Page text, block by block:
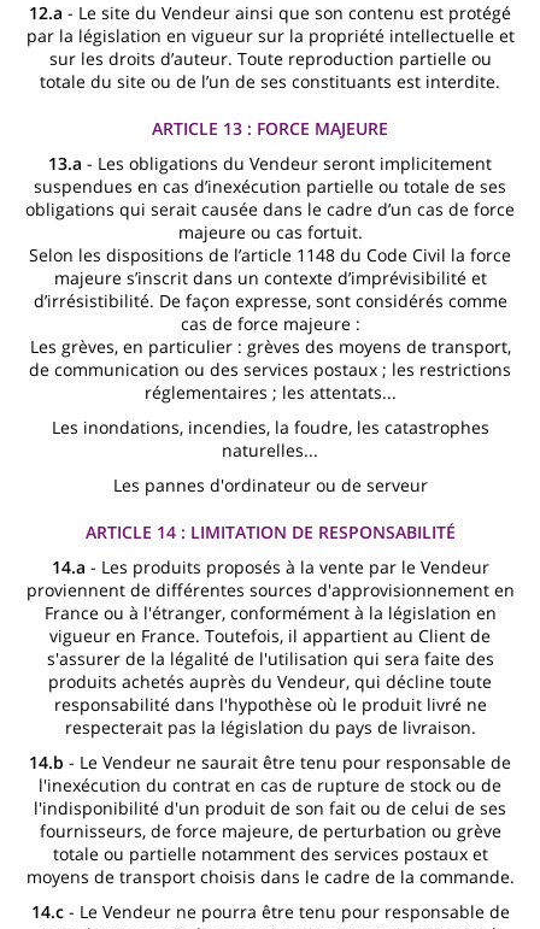
12.a - Le site du Vendeur ainsi que son contenu est protégé
par la législation en vigueur sur la propriété intellectuelle et
sur les droits d’auteur. Toute reproduction partielle ou
totale du site ou de l’un de ses constituants est interdite.
ARTICLE 13 : FORCE MAJEURE
13.a - Les obligations du Vendeur seront implicitement
suspendues en cas d’inexécution partielle ou totale de ses
obligations qui serait causée dans le cadre d’un cas de force
majeure ou cas fortuit.
Selon les dispositions de l’article 1148 du Code Civil la force
majeure s’inscrit dans un contexte d’imprévisibilité et
d’irrésistibilité. De façon expresse, sont considérés comme
cas de force majeure :
Les grèves, en particulier : grèves des moyens de transport,
de communication ou des services postaux ; les restrictions
réglementaires ; les attentats...
Les inondations, incendies, la foudre, les catastrophes
naturelles...
Les pannes d'ordinateur ou de serveur
ARTICLE 14 : LIMITATION DE RESPONSABILITÉ
14.a - Les produits proposés à la vente par le Vendeur
proviennent de différentes sources d'approvisionnement en
France ou à l'étranger, conformément à la législation en
vigueur en France. Toutefois, il appartient au Client de
s'assurer de la légalité de l'utilisation qui sera faite des
produits achetés auprès du Vendeur, qui décline toute
responsabilité dans l'hypothèse où le produit livré ne
respecterait pas la législation du pays de livraison.
14.b - Le Vendeur ne saurait être tenu pour responsable de
l'inexécution du contrat en cas de rupture de stock ou de
l'indisponibilité d'un produit de son fait ou de celui de ses
fournisseurs, de force majeure, de perturbation ou grève
totale ou partielle notamment des services postaux et
moyens de transport choisis dans le cadre de la commande.
14.c- Le Vendeur ne pourra être tenu pour responsable de